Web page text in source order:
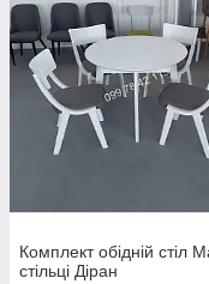
Комплект обідній стіл
стільці Діран